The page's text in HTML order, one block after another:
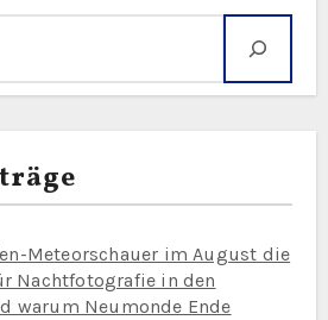
Meteorschauer im August die
Nachtfotografie in den
warum Neumonde Ende